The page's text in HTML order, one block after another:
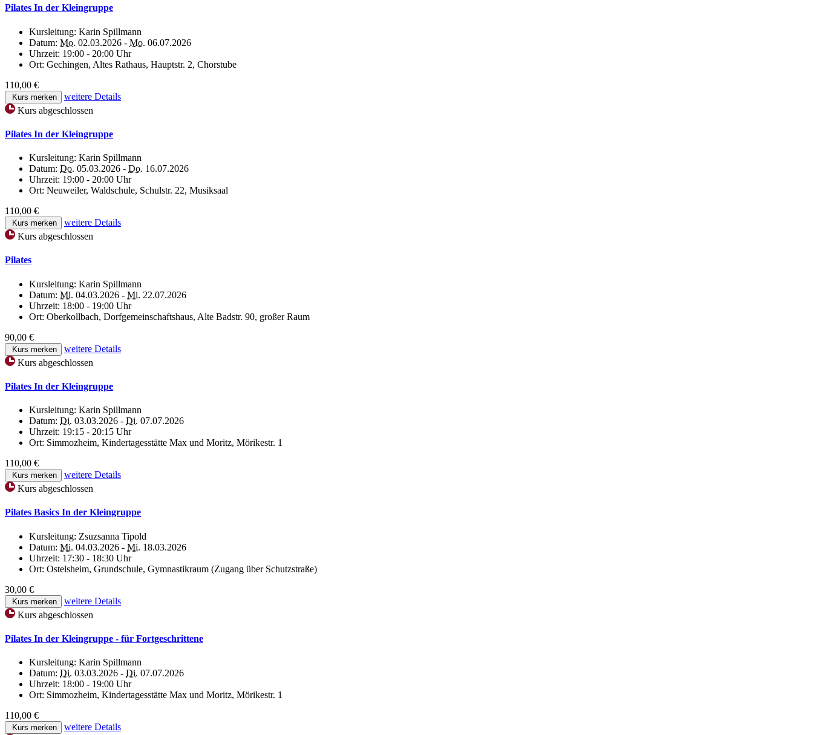
Pilates In der Kleingruppe
Kursleitung: Karin Spillmann
Datum: Mo. 02.03.2026 - Mo. 06.07.2026
Uhrzeit: 19:00 - 20:00 Uhr
Ort: Gechingen, Altes Rathaus, Hauptstr. 2, Chorstube
110,00 €
Kurs merken
weitere Details
Kurs abgeschlossen
Pilates In der Kleingruppe
Kursleitung: Karin Spillmann
Datum: Do. 05.03.2026 - Do. 16.07.2026
Uhrzeit: 19:00 - 20:00 Uhr
Ort: Neuweiler, Waldschule, Schulstr. 22, Musiksaal
110,00 €
Kurs merken
weitere Details
Kurs abgeschlossen
Pilates
Kursleitung: Karin Spillmann
Datum: Mi. 04.03.2026 - Mi. 22.07.2026
Uhrzeit: 18:00 - 19:00 Uhr
Ort: Oberkollbach, Dorfgemeinschaftshaus, Alte Badstr. 90, großer Raum
90,00 €
Kurs merken
weitere Details
Kurs abgeschlossen
Pilates In der Kleingruppe
Kursleitung: Karin Spillmann
Datum: Di. 03.03.2026 - Di. 07.07.2026
Uhrzeit: 19:15 - 20:15 Uhr
Ort: Simmozheim, Kindertagesstätte Max und Moritz, Mörikestr. 1
110,00 €
Kurs merken
weitere Details
Kurs abgeschlossen
Pilates Basics In der Kleingruppe
Kursleitung: Zsuzsanna Tipold
Datum: Mi. 04.03.2026 - Mi. 18.03.2026
Uhrzeit: 17:30 - 18:30 Uhr
Ort: Ostelsheim, Grundschule, Gymnastikraum (Zugang über Schutzstraße)
30,00 €
Kurs merken
weitere Details
Kurs abgeschlossen
Pilates In der Kleingruppe - für Fortgeschrittene
Kursleitung: Karin Spillmann
Datum: Di. 03.03.2026 - Di. 07.07.2026
Uhrzeit: 18:00 - 19:00 Uhr
Ort: Simmozheim, Kindertagesstätte Max und Moritz, Mörikestr. 1
110,00 €
Kurs merken
weitere Details